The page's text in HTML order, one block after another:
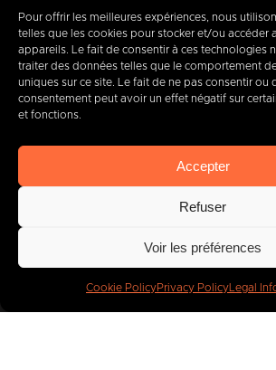
Pour offrir les meilleures expériences, nous
telles que les cookies pour stocker et/ou accéder
appareils. Le fait de consentir à ces technologies
traiter des données telles que le comportement
uniques sur ce site. Le fait de ne pas consentir ou
consentement peut avoir un effet négatif sur
et fonctions.
Accepter
Refuser
Voir les préférences
Cookie PolicyPrivacy Policy Legal
+32 (0) 65 39 95 70
Today, partner to
400companies.